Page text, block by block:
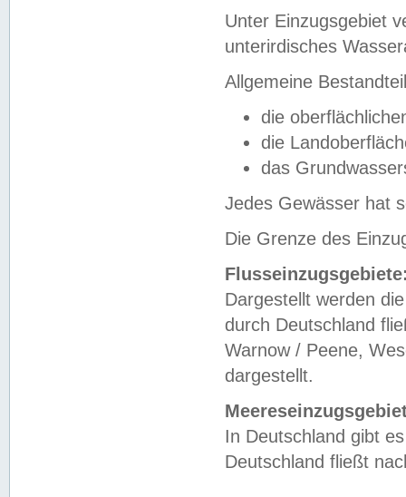
Unter Einzugsgebiet
unterirdisches
Allgemeine
die
die
das
Jedes Gewässer hat
Die Grenze des
Dargestellt werden
durch Deutschland
Warnow / Peene,
dargestellt.
In Deutschland gibt
Deutschland fließt